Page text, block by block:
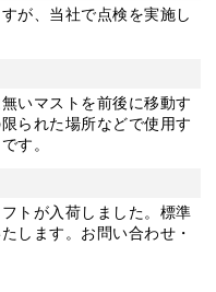
が、当社で点検を実施し
いマストを前後に移動す
られた場所などで使用す
す。
トが入荷しました。標準
します。お問い合わせ・